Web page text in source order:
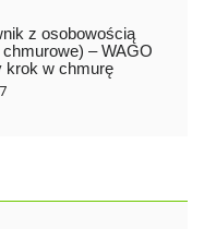
z osobowością
– WAGO
krok w chmurę